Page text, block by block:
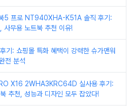
5 프로 NT940XHA-K51A 솔직 후기:
사무용 노트북 추천 이유!
기: 쇼핑몰 특화 혜택이 강력한 슈가맨워
전 분석
X16 2WHA3KRC64D 실사용 후기:
추천, 성능과 디자인 모두 잡았다!